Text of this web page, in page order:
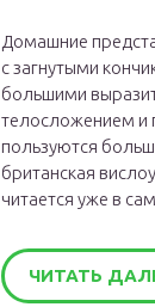
Домашние
с загнутыми
большими
телосложением
пользуются
британская
читается уже в
ЧИТАТЬ